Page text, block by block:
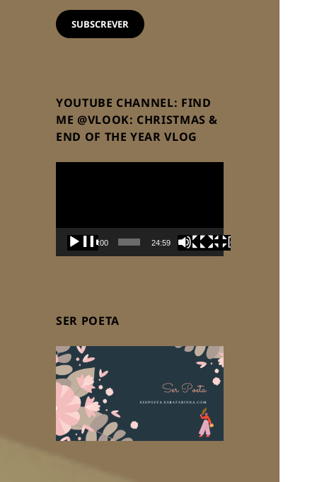
email
SUBSCREVER
YOUTUBE CHANNEL: FIND
ME @VLOOK: CHRISTMAS &
END OF THE YEAR VLOG
00:00 24:59
SER POETA